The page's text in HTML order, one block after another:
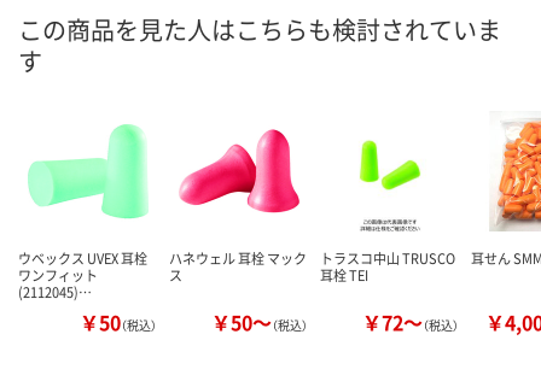
8月11日（火）
カ
この商品を見た人はこちらも検討されていま
す
ウベックス UVEX 耳栓
ワンフィット
(2112045)…
￥50（税込）
ハネウェル 耳栓 マック
ス
￥50～（税込）
トラスコ中山 TRUSCO
耳栓 TEI
￥72～（税込）
耳せん
￥